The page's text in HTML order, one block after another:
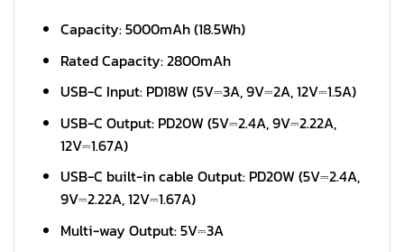
Capacity: 5000mAh (18.5Wh)
Rated Capacity: 2800mAh
USB-C Input: PD18W (5V­⎓3A, 9V­⎓2A, 12V­⎓1.5A)
USB-C Output: PD20W (5V­⎓2.4A, 9V­⎓2.22A,
12V­⎓1.67A)
USB-C built-in cable Output: PD20W (5V­⎓2.4A,
9V­⎓2.22A, 12V­⎓1.67A)
Multi-way Output: 5V­⎓3A